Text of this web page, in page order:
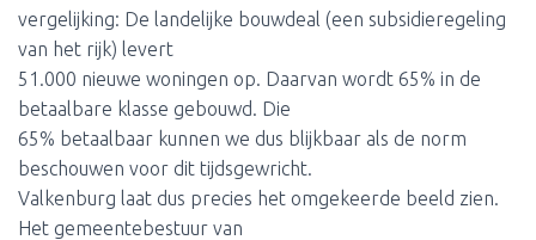
vergelijking: De landelijke bouwdeal (een subsidieregeling
van het rijk) levert
51.000 nieuwe woningen op. Daarvan wordt 65% in de
betaalbare klasse gebouwd. Die
65% betaalbaar kunnen we dus blijkbaar als de norm
beschouwen voor dit tijdsgewricht.
Valkenburg laat dus precies het omgekeerde beeld zien.
Het gemeentebestuur van